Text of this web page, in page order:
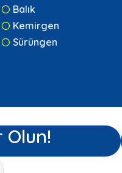
Balık
Kemirgen
Sürüngen
Olun!